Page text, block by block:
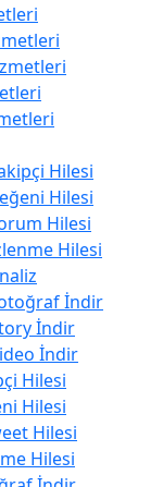
Hilesi
Hilesi
Hilesi
Hilesi
İndir
İndir
İndir
Hilesi
Hilesi
Hilesi
Hilesi